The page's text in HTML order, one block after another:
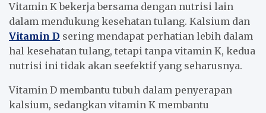
Vitamin K bekerja bersama dengan nutrisi lain
dalam mendukung kesehatan tulang. Kalsium dan
Vitamin D sering mendapat perhatian lebih dalam
hal kesehatan tulang, tetapi tanpa vitamin K, kedua
nutrisi ini tidak akan seefektif yang seharusnya.
Vitamin D membantu tubuh dalam penyerapan
kalsium, sedangkan vitamin K membantu